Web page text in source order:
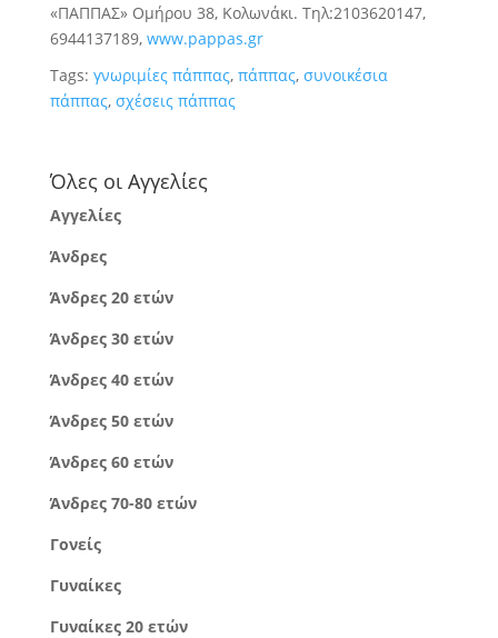
«ΠΑΠΠΑΣ» Ομήρου 38, Κολωνάκι. Τηλ:2103620147,
6944137189, www.pappas.gr
Tags: γνωριμίες πάππας, πάππας, συνοικέσια
πάππας, σχέσεις πάππας
Όλες οι Αγγελίες
Αγγελίες
Άνδρες
Άνδρες 20 ετών
Άνδρες 30 ετών
Άνδρες 40 ετών
Άνδρες 50 ετών
Άνδρες 60 ετών
Άνδρες 70-80 ετών
Γονείς
Γυναίκες
Γυναίκες 20 ετών